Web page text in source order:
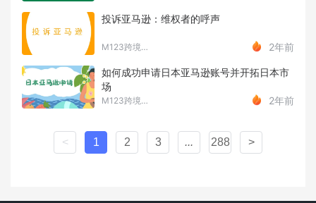
投诉亚马逊：维权者的呼声
M123跨境工具导航 2年前
如何成功申请日本亚马逊账号并开拓日本市
场
M123跨境工具导航 2年前
< 1 2 3 ... 288 >